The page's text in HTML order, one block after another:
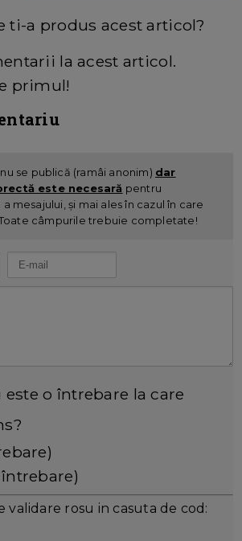
ti-a produs acest articol?
la acest articol.
primul!
se publică (ramâi anonim) dar
este necesară pentru
mesajului, și mai ales în cazul în care
câmpurile trebuie completate!
o întrebare la care
rosu in casuta de cod: